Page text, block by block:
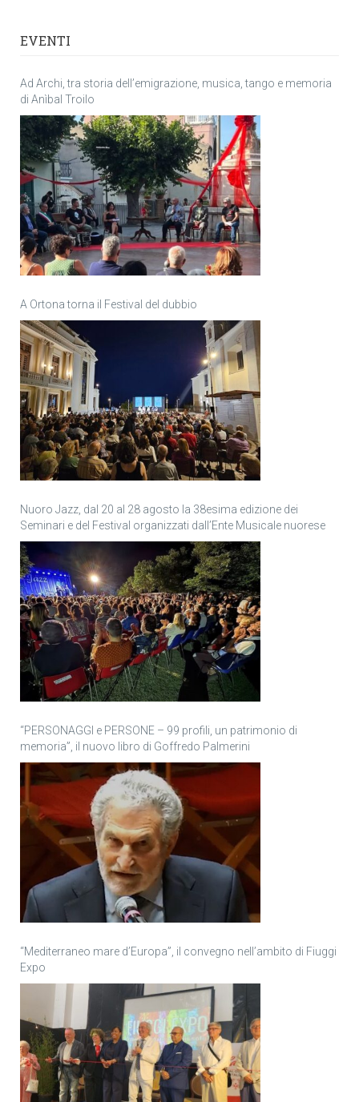
EVENTI
Ad Archi, tra storia dell’emigrazione, musica, tango e memoria
di Anìbal Troilo
A Ortona torna il Festival del dubbio
Nuoro Jazz, dal 20 al 28 agosto la 38esima edizione dei
Seminari e del Festival organizzati dall’Ente Musicale nuorese
“PERSONAGGI e PERSONE – 99 profili, un patrimonio di
memoria”, il nuovo libro di Goffredo Palmerini
“Mediterraneo mare d’Europa”, il convegno nell’ambito di Fiuggi
Expo